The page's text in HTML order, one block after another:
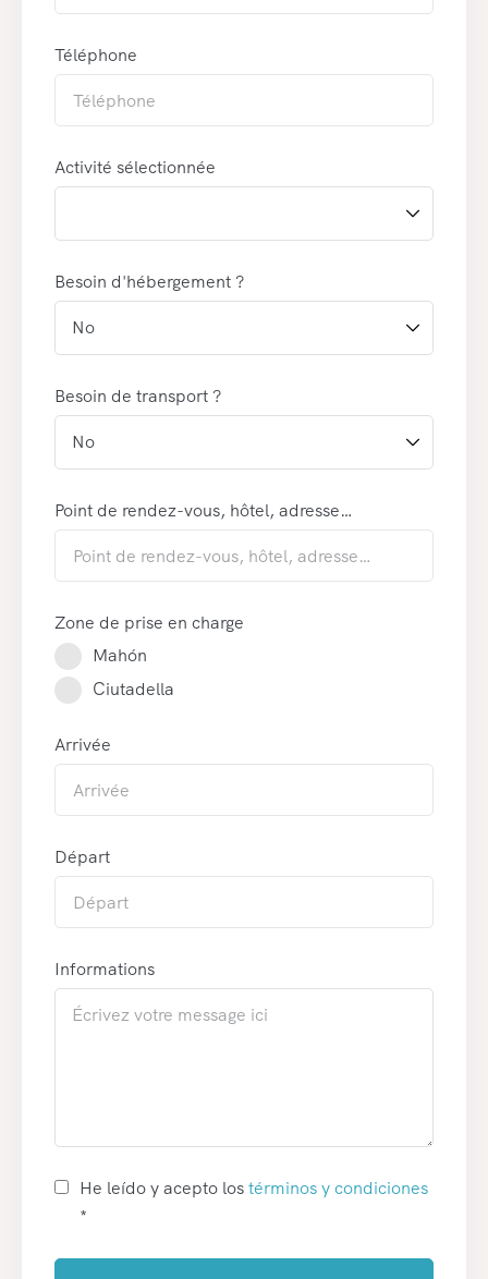
Téléphone
Activité sélectionnée
Besoin d'hébergement ?
Besoin de transport ?
Point de rendez-vous, hôtel, adresse…
Zone de prise en charge
Mahón
Ciutadella
Arrivée
Départ
Informations
He leído y acepto lostérminos y condiciones
*